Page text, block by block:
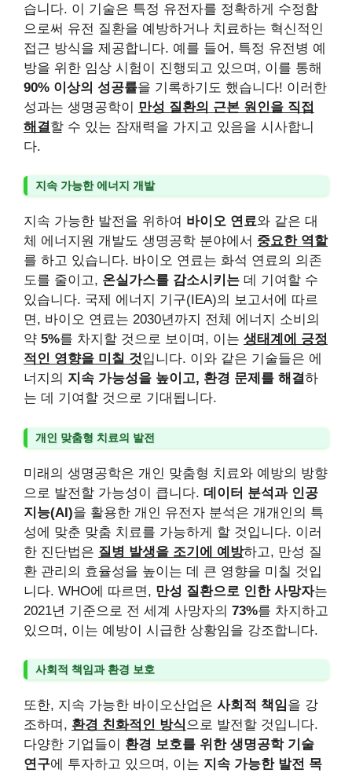
습니다. 이 기술은 특정 유전자를 정확하게 수정함
으로써 유전 질환을 예방하거나 치료하는 혁신적인
접근 방식을 제공합니다. 예를 들어, 특정 유전병 예
방을 위한 임상 시험이 진행되고 있으며, 이를 통해
90% 이상의 성공률을 기록하기도 했습니다! 이러한
성과는 생명공학이 만성 질환의 근본 원인을 직접
해결 할 수 있는 잠재력을 가지고 있음을 시사합니
다.
지속 가능한 에너지 개발
지속 가능한 발전을 위하여 바이오 연료와 같은 대
체 에너지원 개발도 생명공학 분야에서 중요한 역할
를 하고 있습니다. 바이오 연료는 화석 연료의 의존
도를 줄이고, 온실가스를 감소시키는 데 기여할 수
있습니다. 국제 에너지 기구(IEA)의 보고서에 따르
면, 바이오 연료는 2030년까지 전체 에너지 소비의
약 5%를 차지할 것으로 보이며, 이는 생태계에 긍정
적인 영향을 미칠 것입니다. 이와 같은 기술들은 에
너지의 지속 가능성을 높이고, 환경 문제를 해결하
는 데 기여할 것으로 기대됩니다.
개인 맞춤형 치료의 발전
미래의 생명공학은 개인 맞춤형 치료와 예방의 방향
으로 발전할 가능성이 큽니다. 데이터 분석과 인공
지능(AI)을 활용한 개인 유전자 분석은 개개인의 특
성에 맞춘 맞춤 치료를 가능하게 할 것입니다. 이러
한 진단법은 질병 발생을 조기에 예방하고, 만성 질
환 관리의 효율성을 높이는 데 큰 영향을 미칠 것입
니다. WHO에 따르면, 만성 질환으로 인한 사망자는
2021년 기준으로 전 세계 사망자의 73%를 차지하고
있으며, 이는 예방이 시급한 상황임을 강조합니다.
사회적 책임과 환경 보호
또한, 지속 가능한 바이오산업은 사회적 책임을 강
조하며, 환경 친화적인 방식으로 발전할 것입니다.
다양한 기업들이 환경 보호를 위한 생명공학 기술
연구에 투자하고 있으며, 이는 지속 가능한 발전 목